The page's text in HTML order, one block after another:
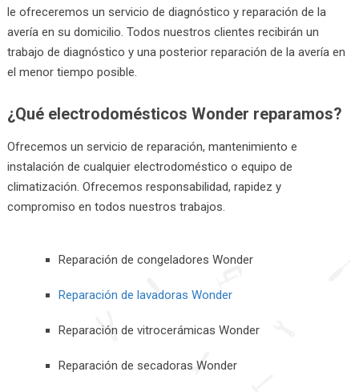
le ofreceremos un servicio de diagnóstico y reparación de la
avería en su domicilio. Todos nuestros clientes recibirán un
trabajo de diagnóstico y una posterior reparación de la avería en
el menor tiempo posible.
¿Qué electrodomésticos Wonder reparamos?
Ofrecemos un servicio de reparación, mantenimiento e
instalación de cualquier electrodoméstico o equipo de
climatización. Ofrecemos responsabilidad, rapidez y
compromiso en todos nuestros trabajos.
Reparación de congeladores Wonder
Reparación de lavadoras Wonder
Reparación de vitrocerámicas Wonder
Reparación de secadoras Wonder